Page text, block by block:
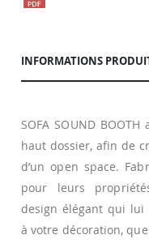
INFORMATIONS
SOFA SOUND
haut dossier, afin de
d’un open space.
pour leurs
design élégant qui lui
à votre décoration,